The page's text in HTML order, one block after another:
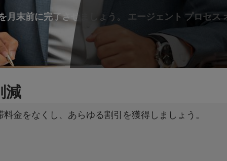
末前に完了させましょう。 エージェント プロセ
減
金をなくし、あらゆる割引を獲得しましょう。